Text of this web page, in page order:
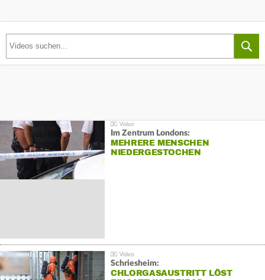
Im Zentrum Londons:
MEHRERE MENSCHEN
NIEDERGESTOCHEN
Schriesheim:
CHLORGASAUSTRITT LÖST